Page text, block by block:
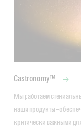
Castronomy™
Мы работаем с
наши продукты –
критически важными